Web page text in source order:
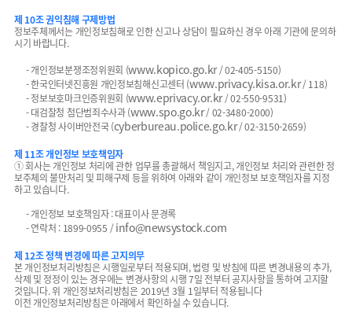
제 10조 권익침해 구제방법
정보주체께서는 개인정보침해로 인한 신고나 상담이 필요하신 경우 아래 기관에 문의하
시기 바랍니다.
- 개인정보분쟁조정위원회 (www.kopico.go.kr/ 02-405-5150)
- 한국인터넷진흥원 개인정보침해신고센터 (www.privacy.kisa.or.kr/ 118)
- 정보보호마크인증위원회 (www.eprivacy.or.kr/ 02-550-9531)
- 대검찰청 첨단범죄수사과 (www.spo.go.kr/ 02-3480-2000)
- 경찰청 사이버안전국 (cyberbureau.police.go.kr/ 02-3150-2659)
제 11조 개인정보 보호책임자
① 회사는 개인정보 처리에 관한 업무를 총괄해서 책임지고, 개인정보 처리와 관련한 정
보주체의 불만처리 및 피해구제 등을 위하여 아래와 같이 개인정보 보호책임자를 지정
하고 있습니다.
- 개인정보 보호책임자 : 대표이사 문경록
- 연락처 : 1899-0955 /info@newsystock.com
제 12조 정책 변경에 따른 고지의무
본 개인정보처리방침은 시행일로부터 적용되며, 법령 및 방침에 따른 변경내용의 추가,
삭제 및 정정이 있는 경우에는 변경사항의 시행 7일 전부터 공지사항을 통하여 고지할
것입니다. 위 개인정보처리방침은 2019년 3월 1일부터 적용됩니다
이전 개인정보처리방침은 아래에서 확인하실 수 있습니다.